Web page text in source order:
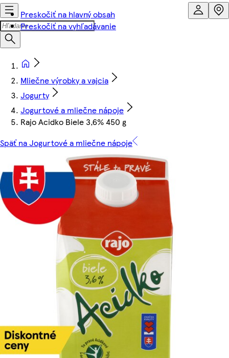
Preskočiť na hlavný obsah
Preskočiť na vyhľadávanie
Mliečne výrobky a vajcia
Jogurty
Jogurtové a mliečne nápoje
Rajo Acidko Biele 3,6% 450 g
Späť na Jogurtové a mliečne nápoje